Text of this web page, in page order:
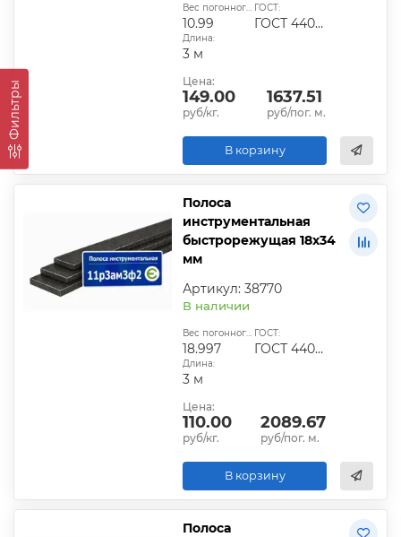
Фильтры
Вес погонного метра, кг:
10.99
ГОСТ:
ГОСТ 4405-75
Длина:
3 м
Цена:
149.00
руб/кг.
1637.51
руб/пог. м.
В корзину
Полоса
инструментальная
быстрорежущая 18х34
мм
Артикул: 38770
В наличии
Вес погонного метра, кг:
18.997
ГОСТ:
ГОСТ 4405-75
Длина:
3 м
Цена:
110.00
руб/кг.
2089.67
руб/пог. м.
В корзину
Полоса